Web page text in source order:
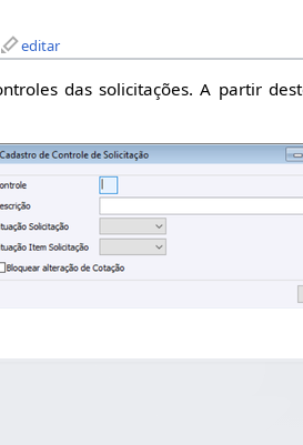
editar
das solicitações. A partir